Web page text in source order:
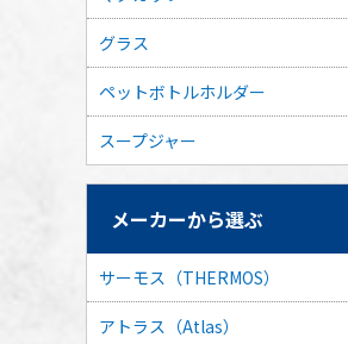
グラス
ペットボトルホルダー
スープジャー
メーカーから選ぶ
サーモス（THERMOS）
アトラス（Atlas）